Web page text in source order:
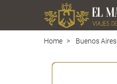
Home Buenos Aires